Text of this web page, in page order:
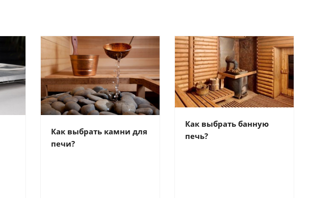
Как выбрать камни для
печи?
Как выбрать банную
печь?